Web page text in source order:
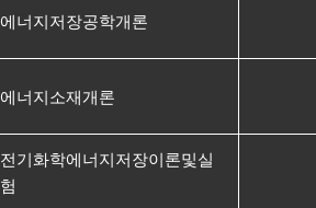
에너지저장공학개론
에너지소재개론
전기화학에너지저장이론및실
험